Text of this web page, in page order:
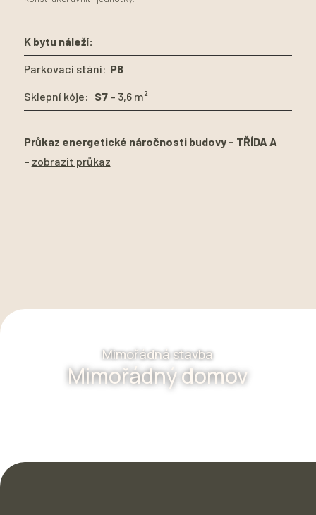
K bytu náleží:
Parkovací stání: P8
Sklepní kóje: S7 – 3,6 m²
Průkaz energetické náročnosti budovy - TŘÍDA A
- zobrazit průkaz
Mimořádná stavba
Mimořádný domov